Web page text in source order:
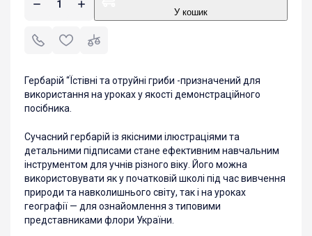
У кошик
Гербарій “Їстівні та отруйні гриби -призначений для
використання на уроках у якості демонстраційного
посібника.
Сучасний гербарій із якісними ілюстраціями та
детальними підписами стане ефективним навчальним
інструментом для учнів різного віку. Його можна
використовувати як у початковій школі під час вивчення
природи та навколишнього світу, так і на уроках
географії — для ознайомлення з типовими
представниками флори України.